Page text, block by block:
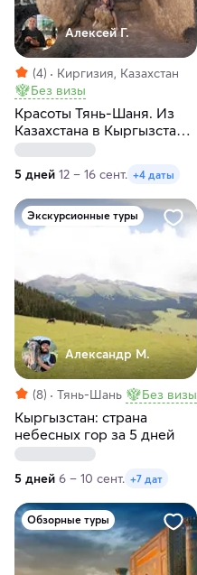
Алексей Г.
(4)
Киргизия, Казахстан
Без визы
Красоты Тянь-Шаня. Из
Казахстана в Кыргызстан и
обратно
5 дней 12 – 16 сент. +4 даты
Экскурсионные туры
Александр М.
(8) Тянь-Шань Без визы
Кыргызстан: страна
небесных гор за 5 дней
5 дней 6 – 10 сент. +7 дат
Обзорные туры